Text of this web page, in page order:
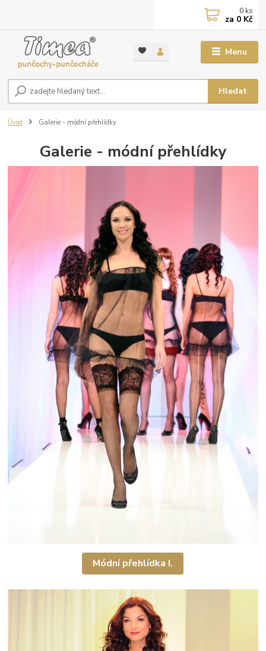
Menu
Hledat
0 ks
za 0 Kč
Úvod Galerie - módní přehlídky
Galerie - módní přehlídky
Módní přehlídka I.